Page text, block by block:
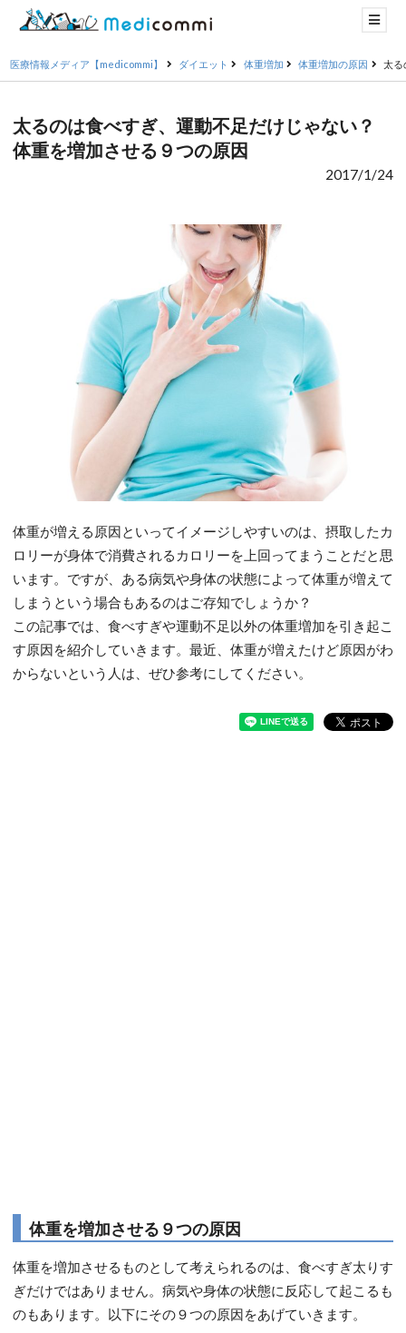
医療情報メディア【medicommi】 ダイエット 体重増加 体重増加の原因 太る
太るのは食べすぎ、運動不足だけじゃない？
体重を増加させる９つの原因
2017/1/24
体重が増える原因といってイメージしやすいのは、摂取したカ
ロリーが身体で消費されるカロリーを上回ってまうことだと思
います。ですが、ある病気や身体の状態によって体重が増えて
しまうという場合もあるのはご存知でしょうか？
この記事では、食べすぎや運動不足以外の体重増加を引き起こ
す原因を紹介していきます。最近、体重が増えたけど原因がわ
からないという人は、ぜひ参考にしてください。
体重を増加させる９つの原因
体重を増加させるものとして考えられるのは、食べすぎ太りす
ぎだけではありません。病気や身体の状態に反応して起こるも
のもあります。以下にその９つの原因をあげていきます。